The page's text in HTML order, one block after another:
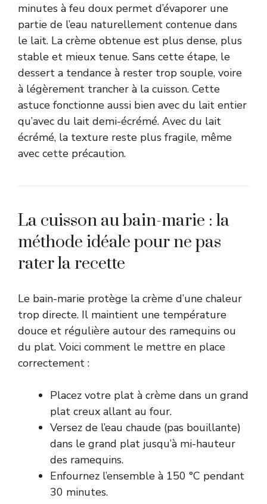
minutes à feu doux permet d’évaporer une
partie de l’eau naturellement contenue dans
le lait. La crème obtenue est plus dense, plus
stable et mieux tenue. Sans cette étape, le
dessert a tendance à rester trop souple, voire
à légèrement trancher à la cuisson. Cette
astuce fonctionne aussi bien avec du lait entier
qu’avec du lait demi-écrémé. Avec du lait
écrémé, la texture reste plus fragile, même
avec cette précaution.
La cuisson au bain-marie : la
méthode idéale pour ne pas
rater la recette
Le bain-marie protège la crème d’une chaleur
trop directe. Il maintient une température
douce et régulière autour des ramequins ou
du plat. Voici comment le mettre en place
correctement :
Placez votre plat à crème dans un grand
plat creux allant au four.
Versez de l’eau chaude (pas bouillante)
dans le grand plat jusqu’à mi-hauteur
des ramequins.
Enfournez l’ensemble à 150 °C pendant
30 minutes.